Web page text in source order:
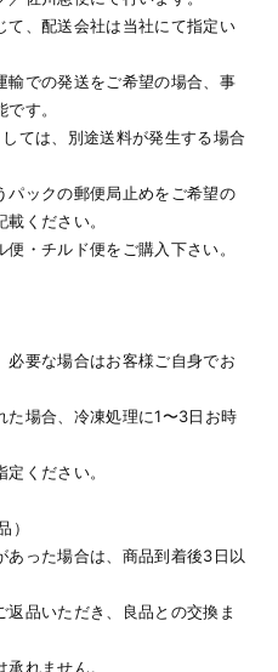
て、配送会社は当社にて指定い
輸での発送をご希望の場合、事
す。
ては、別途送料が発生する場合
パックの郵便局止めをご希望の
ください。
・チルド便をご購入下さい。
必要な場合はお客様ご自身でお
た場合、冷凍処理に1〜3日お時
ください。
）
あった場合は、商品到着後3日以
品いただき、良品との交換ま
れません。